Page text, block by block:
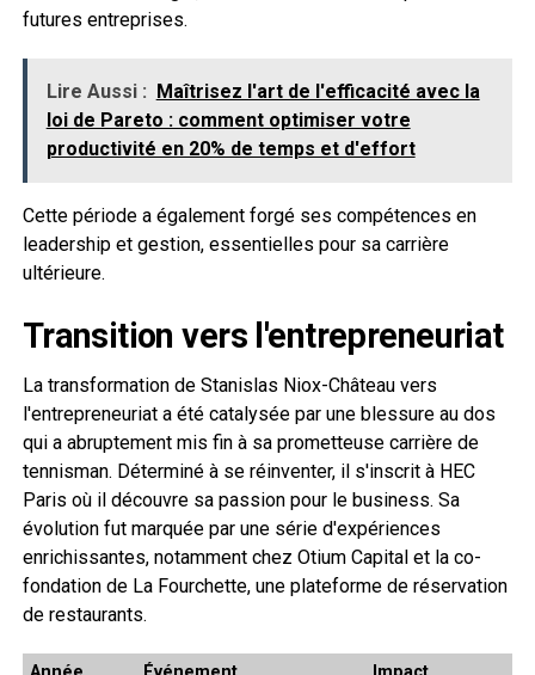
futures entreprises.
Lire Aussi : Maîtrisez l'art de l'efficacité avec la
loi de Pareto : comment optimiser votre
productivité en 20% de temps et d'effort
Cette période a également forgé ses compétences en
leadership et gestion, essentielles pour sa carrière
ultérieure.
Transition vers l'entrepreneuriat
La transformation de Stanislas Niox-Château vers
l'entrepreneuriat a été catalysée par une blessure au dos
qui a abruptement mis fin à sa prometteuse carrière de
tennisman. Déterminé à se réinventer, il s'inscrit à HEC
Paris où il découvre sa passion pour le business. Sa
évolution fut marquée par une série d'expériences
enrichissantes, notamment chez Otium Capital et la co-
fondation de La Fourchette, une plateforme de réservation
de restaurants.